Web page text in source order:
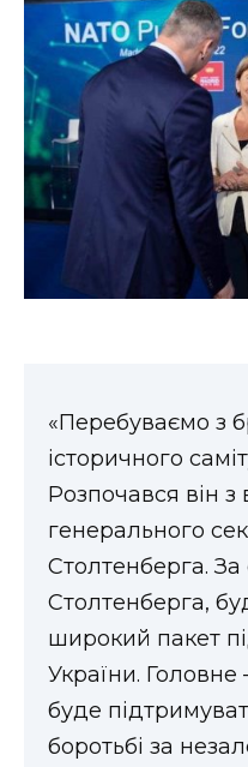
ВІДЕО
«Перебуваємо з
історичного
Розпочався він з
генерального
Столтенберга.
Столтенберга,
широкий пакет
України. Головне
буде
боротьбі за